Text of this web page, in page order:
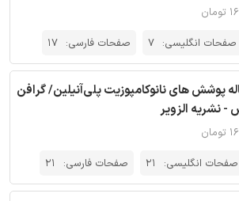
صفحات انگلیسی: 7 صفحات فارسی: 17
پوشش های نانوکامپوزیت پلی‌آنیلین/ گرافن
نشریه الزویر
صفحات انگلیسی: 21 صفحات فارسی: 21